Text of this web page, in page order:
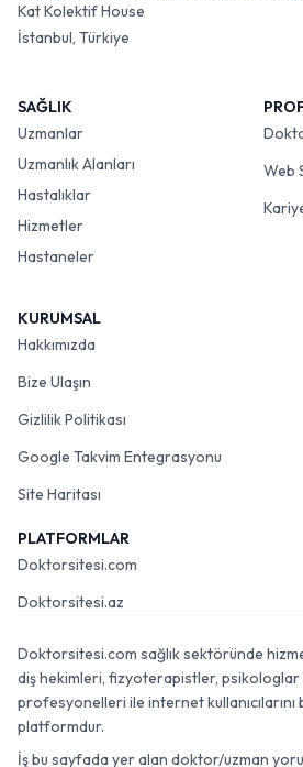
Kat Kolektif House
İstanbul, Türkiye
SAĞLIK
Uzmanlar
Uzmanlık Alanları
Hastalıklar
Hizmetler
Hastaneler
Web
KURUMSAL
Hakkımızda
Bize Ulaşın
Gizlilik Politikası
Google Takvim Entegrasyonu
Site Haritası
PLATFORMLAR
Doktorsitesi.com
Doktorsitesi.az
Doktorsitesi.com sağlık sektöründe
diş hekimleri, fizyoterapistler, psikologlar
profesyonelleri ile internet kullanıcılarını
platformdur.
İş bu sayfada yer alan doktor/uzman